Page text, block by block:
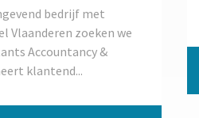
bedrijf met
Vlaanderen zoeken we
Accountancy &
klantend...